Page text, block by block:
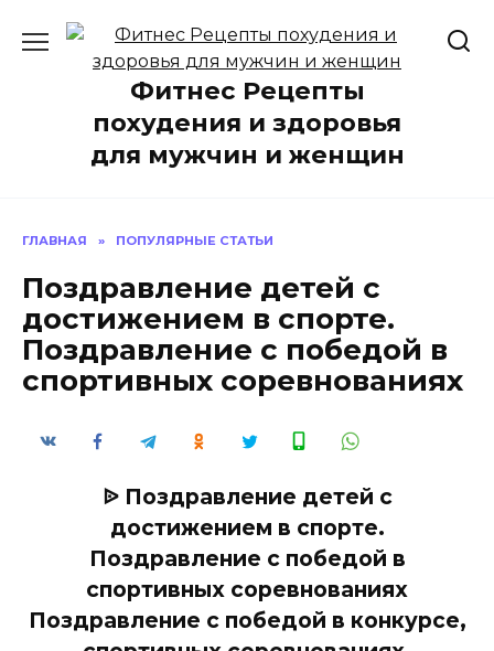
содержанию
Фитнес Рецепты
похудения и здоровья
для мужчин и женщин
ГЛАВНАЯ » ПОПУЛЯРНЫЕ СТАТЬИ
Поздравление детей с
достижением в спорте.
Поздравление с победой в
спортивных соревнованиях
ᐉ Поздравление детей с
достижением в спорте.
Поздравление с победой в
спортивных соревнованиях
Поздравление с победой в конкурсе,